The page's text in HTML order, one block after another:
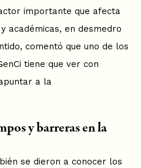
importante que afecta
académicas, en desmedro
comentó que uno de los
tiene que ver con
a la
y barreras en la
se dieron a conocer los